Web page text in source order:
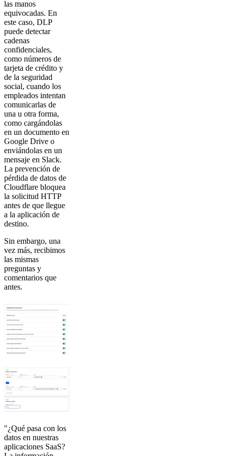
las manos
equivocadas. En
este caso, DLP
puede detectar
cadenas
confidenciales,
como números de
tarjeta de crédito y
de la seguridad
social, cuando los
empleados intentan
comunicarlas de
una u otra forma,
como cargándolas
en un documento en
Google Drive o
enviándolas en un
mensaje en Slack.
La prevención de
pérdida de datos de
Cloudflare bloquea
la solicitud HTTP
antes de que llegue
a la aplicación de
destino.
Sin embargo, una
vez más, recibimos
las mismas
preguntas y
comentarios que
antes.
"¿Qué pasa con los
datos en nuestras
aplicaciones SaaS?